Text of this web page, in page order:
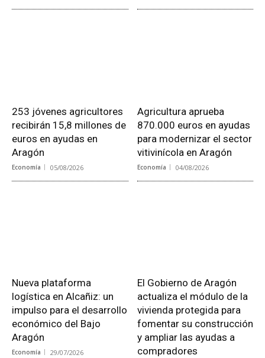
253 jóvenes agricultores
recibirán 15,8 millones de
euros en ayudas en
Aragón
Economía 05/08/2026
Agricultura aprueba
870.000 euros en ayudas
para modernizar el sector
vitivinícola en Aragón
Economía 04/08/2026
Nueva plataforma
logística en Alcañiz: un
impulso para el desarrollo
económico del Bajo
Aragón
Economía 29/07/2026
El Gobierno de Aragón
actualiza el módulo de la
vivienda protegida para
fomentar su construcción
y ampliar las ayudas a
compradores